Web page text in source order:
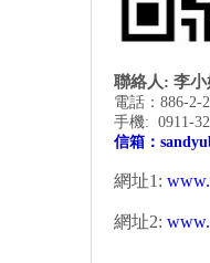
聯絡人: 李
電話：886-2-
手機: 0911-
信箱：
網址1:
網址2: